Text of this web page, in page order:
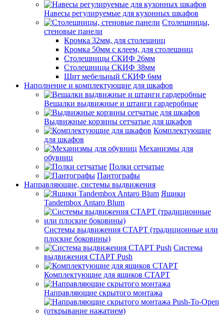
Навесы регулируемые для кухонных шкафов
Столешницы,
стеновые панели
Кромка 32мм, для столешниц
Кромка 50мм с клеем, для столешниц
Столешницы СКИФ 26мм
Столешницы СКИФ 38мм
Щит мебельный СКИФ 6мм
Наполнение и комплектующие для шкафов
Вешалки выдвижные и штанги гардеробные
Выдвижные корзины сетчатые для шкафов
Комплектующие
для шкафов
Механизмы для
обувниц
Полки сетчатые
Пантографы
Направляющие, системы выдвижения
Ящики
Tandembox Antaro Blum
Системы выдвижения СТАРТ (традиционные или
плоские боковины)
Система
выдвижения СТАРТ Push
Комплектующие для ящиков СТАРТ
Направляющие скрытого монтажа